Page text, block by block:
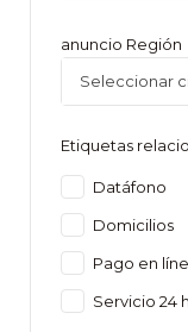
anuncio Región
Seleccionar
Etiquetas
Datáfono
Domicilios
Pago en
Servicio 24